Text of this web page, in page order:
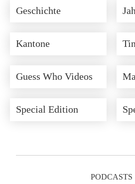
Geschichte
Kantone
Guess Who Videos
Special Edition
PODCASTS